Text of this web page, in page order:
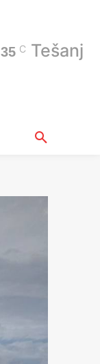
35 C Tešanj